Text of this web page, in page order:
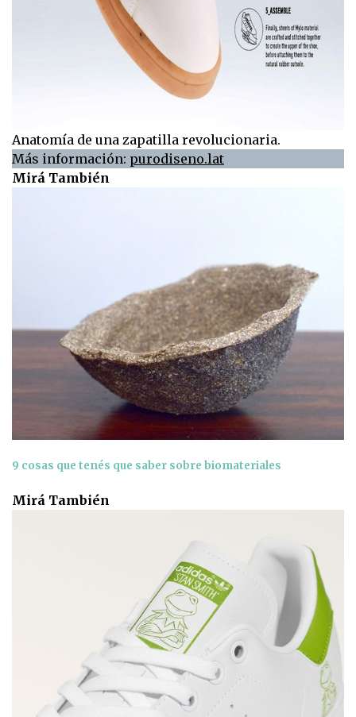
Anatomía de una zapatilla revolucionaria.
Más información: purodiseno.lat
Mirá También
9 cosas que tenés que saber sobre biomateriales
Mirá También